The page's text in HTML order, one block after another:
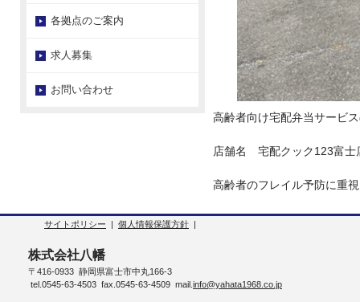
高齢者向け宅配弁当サービ
店舗名 宅配クック123富
高齢者のフレイル予防に重
各拠点のご案内
求人募集
お問い合わせ
サイトポリシー | 個人情報保護方針 |
株式会社八幡
〒416-0933 静岡県富士市中丸166-3
tel.0545-63-4503 fax.0545-63-4509 mail. info@yahata1968.co.jp